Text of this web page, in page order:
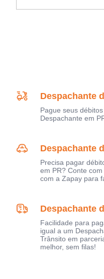
Despachante
Pague seus
Despachante em
Despachante
Precisa pagar
em PR? Conte
com a Zapay para
Despachante
Facilidade para
igual a um
Trânsito em
melhor, sem filas!